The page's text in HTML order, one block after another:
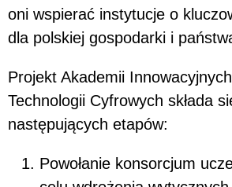
oni wspierać instytucje o
dla polskiej gospodarki i
Projekt Akademii
Technologii Cyfrowych składa
następujących etapów:
Powołanie konsorcjum